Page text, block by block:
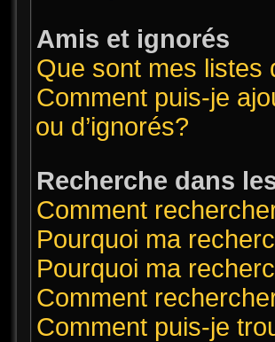
Amis et ignorés
Que sont mes listes
Comment puis-je
ou d’ignorés?
Recherche dans
Comment
Pourquoi ma
Pourquoi ma
Comment
Comment puis-je